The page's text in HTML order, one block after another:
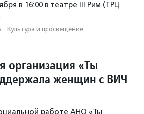
в 16:00 в театре III Рим (ТРЦ
· Культура и просвещение
организация «Ты
женщин с ВИЧ
работе АНО «Ты